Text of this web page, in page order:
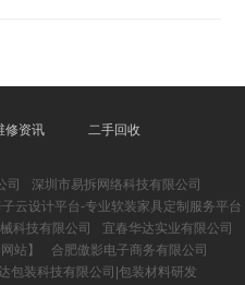
修资讯 二手回收
司
深圳市易拆网络科技有限公司
云设计平台-专业软装家具定制服务平台
科技有限公司
宜春华达实业有限公司
站】
合肥傲影电子商务有限公司
包装科技有限公司|包装材料研发